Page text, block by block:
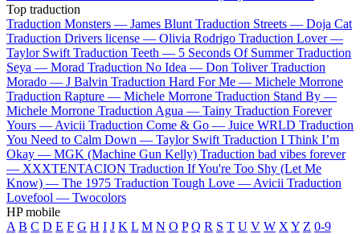
Top traduction
Traduction Monsters — James Blunt Traduction Streets — Doja Cat
Traduction Drivers license — Olivia Rodrigo Traduction Lover —
Taylor Swift Traduction Teeth — 5 Seconds Of Summer Traduction
Seya — Morad Traduction No Idea — Don Toliver Traduction
Morado — J Balvin Traduction Hard For Me — Michele Morrone
Traduction Rapture — Michele Morrone Traduction Stand By —
Michele Morrone Traduction Agua — Tainy Traduction Forever
Yours — Avicii Traduction Come & Go — Juice WRLD Traduction
You Need to Calm Down — Taylor Swift Traduction I Think I’m
Okay — MGK (Machine Gun Kelly) Traduction bad vibes forever
— XXXTENTACION Traduction If You're Too Shy (Let Me
Know) — The 1975 Traduction Tough Love — Avicii Traduction
Lovefool — Twocolors
HP mobile
A B C D E F G H I J K L M N O P Q R S T U V W X Y Z 0-9